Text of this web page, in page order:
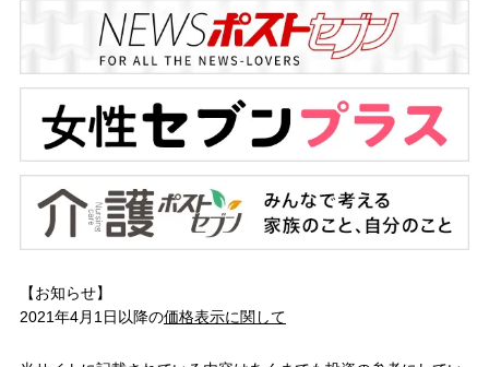
【お知らせ】
2021年4月1日以降の価格表示に関して